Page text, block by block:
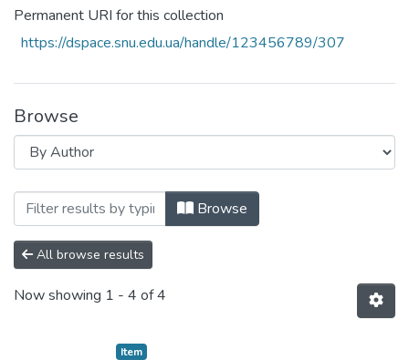
Permanent URI for this collection
https://dspace.snu.edu.ua/handle/123456789/307
Browse
Browsing Навчально-методичні
Browse
All browse results
Now showing 1 - 4 of 4
Item